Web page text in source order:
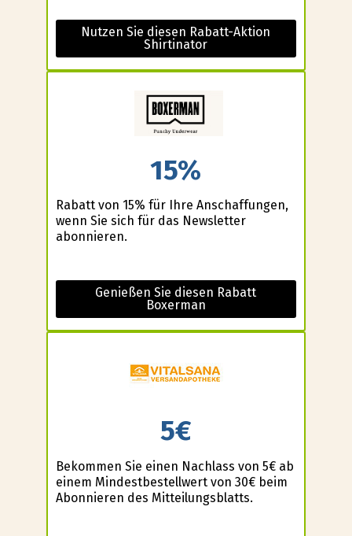
Nutzen Sie diesen Rabatt-Aktion
Shirtinator
15%
Rabatt von 15% für Ihre Anschaffungen,
wenn Sie sich für das Newsletter
abonnieren.
Genießen Sie diesen Rabatt
Boxerman
5€
Bekommen Sie einen Nachlass von 5€ ab
einem Mindestbestellwert von 30€ beim
Abonnieren des Mitteilungsblatts.